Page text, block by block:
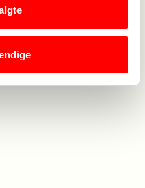
->
->